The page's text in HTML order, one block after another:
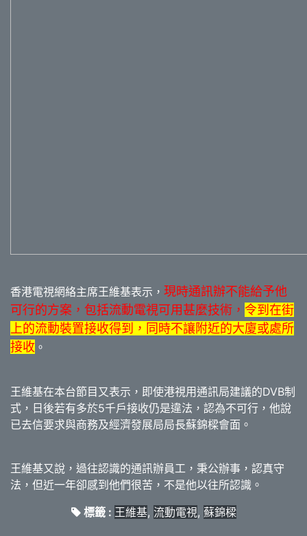
香港電視網絡主席王維基表示， 現時通訊辦不能給予他
可行的方案，包括流動電視可用甚麼技術， 令到在街
上的流動裝置接收得到，同時不讓附近的大廈或處所
接收 。
王維基在本台節目又表示，即使港視用通訊局建議的DVB制
式，日後若有多於5千戶接收仍是違法，認為不可行，他說
已去信要求與商務及經濟發展局局長蘇錦樑會面。
王維基又說，過往認識的通訊辦員工，秉公辦事，認真守
法，但近一年卻感到他們很苦，不是他以往所認識。
標籤 : 王維基, 流動電視, 蘇錦樑